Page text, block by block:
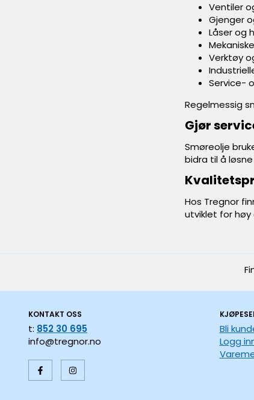
Ventiler
Gjenger
Låser og
Verktøy
Service-
Regelmessig
Gjør
Smøreolje
bidra til å
Hos Tregnor
utviklet for høy
KONTAKT OSS
t: 852 30 695
info@tregnor.no
Bli
Logg